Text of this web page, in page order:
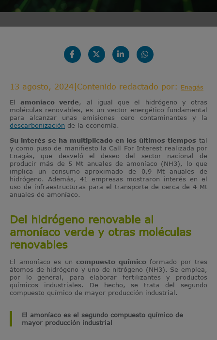
13 agosto, 2024 Contenido redactado por: Enagás
Elamoníaco verde, al igual que el hidrógeno y otras
moléculas renovables, es un vector energético fundamental
para alcanzar unas emisiones cero contaminantes y la
descarbonización de la economía.
Su interés se ha multiplicado en los últimos tiempos tal
y como puso de manifiesto la Call For Interest realizada por
Enagás, que desveló el deseo del sector nacional de
producir más de 5 Mt anuales de amoníaco (NH3), lo que
implica un consumo aproximado de 0,9 Mt anuales de
hidrógeno. Además, 41 empresas mostraron interés en el
uso de infraestructuras para el transporte de cerca de 4 Mt
anuales de amoníaco.
Del hidrógeno renovable al
amoníaco verde y otras moléculas
renovables
El amoníaco es un compuesto químicoformado por tres
átomos de hidrógeno y uno de nitrógeno (NH3). Se emplea,
por lo general, para elaborar fertilizantes y productos
químicos industriales. De hecho, se trata del segundo
compuesto químico de mayor producción industrial.
El amoníaco es el segundo compuesto químico de
mayor producción industrial